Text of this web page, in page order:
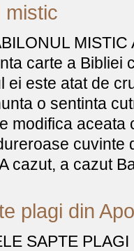
mistic
carte a Bibliei
ei este atat de
o sentinta
modifica aceata
cuvinte
cazut, a cazut
plagi din
SAPTE